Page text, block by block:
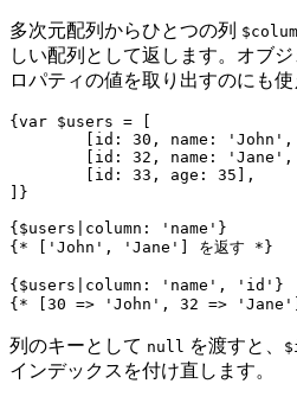
多次元配列からひとつの列
しい配列として返します。オブ
ロパティの値を取り出すのにも使
{var $users = [
]}
{$users|column: 'name'}
{* ['John', 'Jane'] を返す *}
{$users|column: 'name', 'id'}
列のキーとして null を渡すと、
インデックスを付け直します。